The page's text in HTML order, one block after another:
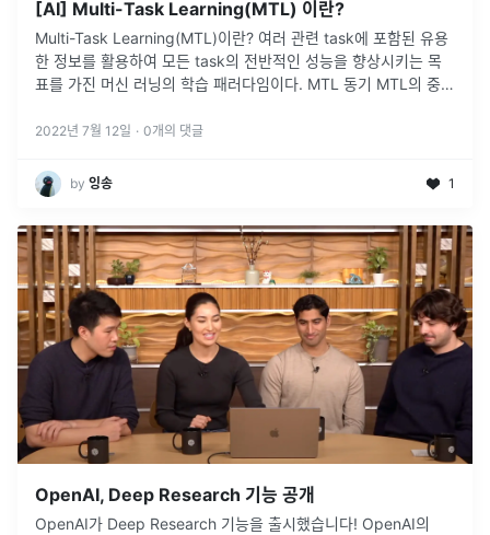
[AI] Multi-Task Learning(MTL) 이란?
Multi-Task Learning(MTL)이란? 여러 관련 task에 포함된 유용
한 정보를 활용하여 모든 task의 전반적인 성능을 향상시키는 목
표를 가진 머신 러닝의 학습 패러다임이다. MTL 동기 MTL의 중요
2022년 7월 12일 · 0개의 댓글
by 잉송 1
OpenAI, Deep Research 기능 공개
OpenAI가 Deep Research 기능을 출시했습니다! OpenAI의